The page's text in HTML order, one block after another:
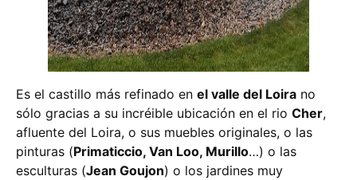
Es el castillo más refinado en el valle del Loira no
sólo gracias a su incréible ubicación en el rio Cher,
afluente del Loira, o sus muebles originales, o las
pinturas (Primaticcio, Van Loo, Murillo…) o las
esculturas (Jean Goujon) o los jardines muy